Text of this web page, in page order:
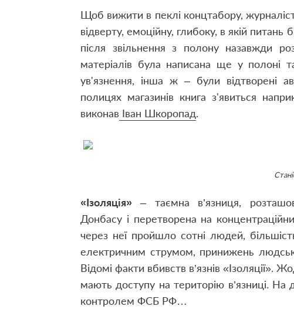
Щоб вижити в пеклі концтабору,
відверту, емоційну, глибоку, в якій
після звільнення з полону назавжди
матеріалів була написана ще у полоні
ув'язнення, інша ж – були відтворені
полицях магазинів книга з'явиться
виконав Іван Шкоропад.
«Ізоляція» – таємна в’язниця,
Донбасу і перетворена на
через неї пройшло сотні людей,
електричним струмом, принижень
Відомі факти вбивств в’язнів «Ізоляції».
мають доступу на територію в’язниці. На
контролем ФСБ РФ…